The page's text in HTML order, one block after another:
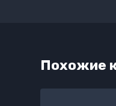
Похожие